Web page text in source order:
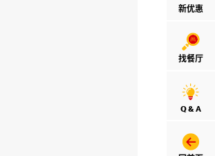
新优惠
找餐厅
Q & A